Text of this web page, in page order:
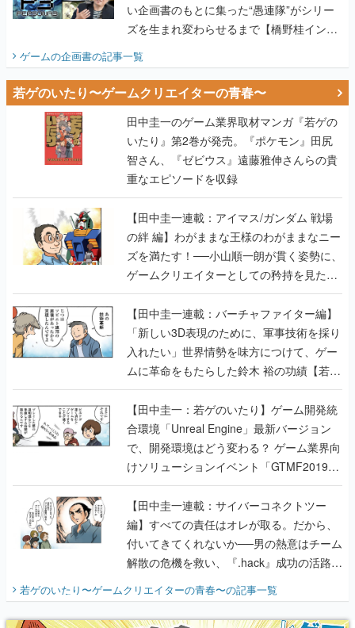
い企画書のもとに集った“愚連隊”がシリー
ズを生まれ変わらせるまで【橋野桂インタ
ゲームの企画書の記事一覧
若ゲのいたり〜ゲームクリエイターの青春〜
田中圭一のゲーム業界取材マンガ『若ゲの
いたり』第2巻が発売。『ポケモン』田尻
智さん、『ゼビウス』遠藤雅伸さんらの貴
重なエピソードを収録
【田中圭一連載：アイマス/ガンダム 戦場
の絆 編】わがままな王様のわがままなニー
ズを満たす！──小山順一朗が貫く姿勢に、
ゲームクリエイターとしての矜持を見た
【若ゲのいたり最終回】
【田中圭一連載：バーチャファイター編】
「新しい3D表現のために、軍事技術を採り
入れたい」世界情勢を味方につけて、ゲー
ムに革命をもたらした鈴木 裕の功績【若ゲ
のいたり】
【田中圭一：若ゲのいたり】ゲーム開発統
合環境「Unreal Engine」最新バージョン
で、開発環境はどう変わる？ ゲーム業界向
けソリューションイベント「GTMF2019」
に行って、より理解を深めよう【PR】
【田中圭一連載：サイバーコネクトツー
編】すべての責任はオレが取る。だから、
付いてきてくれないか──男の熱意はチーム
解散の危機を救い、『.hack』成功の活路を
『少年ジャンプ』色だった【若ゲのいた
り】
若ゲのいたり〜ゲームクリエイターの青春〜の記事一覧